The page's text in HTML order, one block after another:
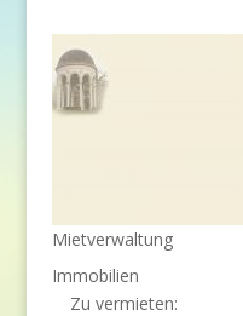
Mietverwaltung
Immobilien
Zu vermieten: